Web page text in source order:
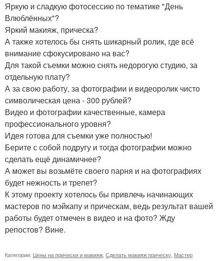
Яркую и сладкую фотосессию по тематике "День
Влюблённых"?
Яркий макияж, прическа?
А также хотелось бы снять шикарный ролик, где всё
внимание сфокусировано на вас?
Для такой съемки можно снять недорогую студию, за
отдельную плату?
А за свою работу, за фотографии и видеоролик чисто
символическая цена - 300 рублей?
Видео и фотографии качественные, камера
профессионального уровня?
Идея готова для съемки уже полностью!
Берите с собой подругу и тогда фотографии можно
сделать ещё динамичнее?
А может вы возьмёте своего парня и на фотографиях
будет нежность и трепет?
К этому проекту хотелось бы привлечь начинающих
мастеров по мэйкапу и прическам, ведь результат вашей
работы будет отмечен в видео и на фото? Жду
репостов? Вине.
Категории: Цены на прически и макияж Сделать макияж прическу Мастер